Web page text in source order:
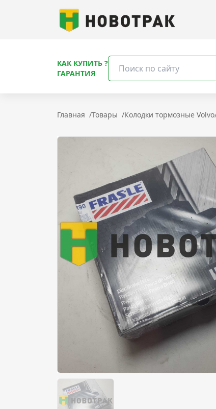
КАК КУПИТЬ ?
ГАРАНТИЯ
Главная /Товары /Колодки тормозные